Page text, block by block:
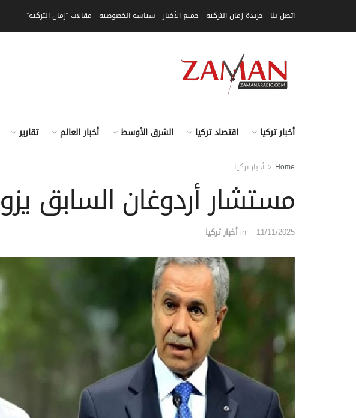
اتصل بنا جريدة زمان التركية جميع الأخبار سياسة الخصوصية مقالات “زمان التركية”
أخبار تركيا اقتصاد تركيا الشرق الأوسط أخبار العالم تقارير
Home أخبار تركيا
مستشار أردوغان السابق
11/11/2025
in أخبار تركيا